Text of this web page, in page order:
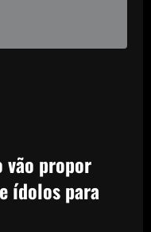
vão propor
ídolos para